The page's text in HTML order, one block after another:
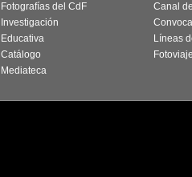
Fotografías del CdF
Investigación
Educativa
Catálogo
Mediateca
Canal
Líneas